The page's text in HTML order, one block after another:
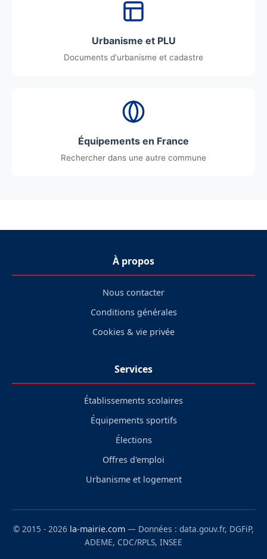
Urbanisme et PLU
Documents d'urbanisme et cadastre
Équipements en France
Rechercher dans une autre commune
À propos
Nous contacter
Conditions générales
Cookies & vie privée
Services
Établissements scolaires
Équipements sportifs
Élections
Offres d'emploi
Urbanisme et logement
© 2015 - 2026 la-mairie.com — Données : data.gouv.fr, DGFiP,
ADEME, CDC/RPLS, INSEE